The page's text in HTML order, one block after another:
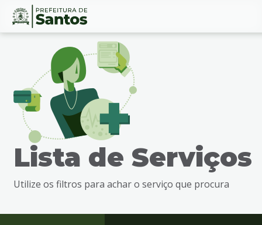
Ir
busca
Ir
Conteúdo
Lista de Serviços
Utilize os filtros para achar o serviço que procura